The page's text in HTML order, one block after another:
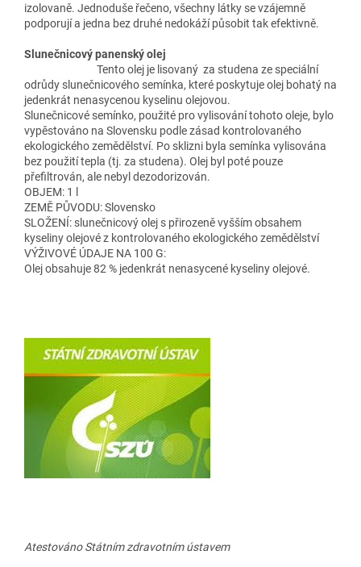
izolovaně. Jednoduše řečeno, všechny látky se vzájemně
podporují a jedna bez druhé nedokáží působit tak efektivně.
Slunečnicový panenský olej
Tento olej je lisovaný za studena ze speciální
odrůdy slunečnicového semínka, které poskytuje olej bohatý na
jedenkrát nenasycenou kyselinu olejovou.
Slunečnicové semínko, použité pro vylisování tohoto oleje, bylo
vypěstováno na Slovensku podle zásad kontrolovaného
ekologického zemědělství. Po sklizni byla semínka vylisována
bez použití tepla (tj. za studena). Olej byl poté pouze
přefiltrován, ale nebyl dezodorizován.
OBJEM: 1 l
ZEMĚ PŮVODU: Slovensko
SLOŽENÍ: slunečnicový olej s přirozeně vyšším obsahem
kyseliny olejové z kontrolovaného ekologického zemědělství
VÝŽIVOVÉ ÚDAJE NA 100 G:
Olej obsahuje 82 % jedenkrát nenasycené kyseliny olejové.
Atestováno Státním zdravotním ústavem